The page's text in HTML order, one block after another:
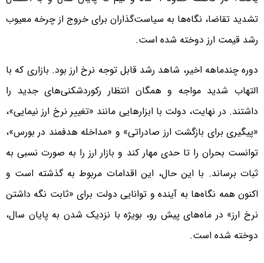
تشدید تقاضا، نگاه‌ها به سیاست‌گذاران برای خروج از چرخه معیوب
رشد قیمت ارز دوخته شده است.
دوره چندماهه اخیر، شاهد رشد قابل توجه نرخ ارز بود. بازاری که با
التهاب شدید مواجه و همگان انتظار رکوردشکنی‌های جدید را
داشتند. در نهایت، دولت با ابزارهایی مانند «تغییر نرخ ارز نیمایی»،
«پیگیری برای بازگشت ارز صادراتی» و «مداخله هدفمند در بورس»،
توانست بحران را تا حدی مهار کند و بازار ارز را به صورت نسبی به
ثبات برساند. با این حال، این اقدامات مربوط به گذشته است و
اکنون همه نگاه‌ها به آینده و توانایی دولت برای «ثابت نگه داشتن
نرخ ارز» در ماه‌های پیش رو، بویژه با نزدیک شدن به پایان سال،
دوخته شده است.